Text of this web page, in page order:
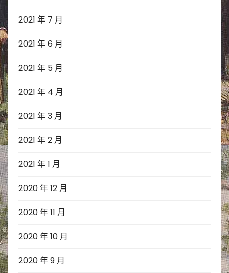
2021 年 7 月
2021 年 6 月
2021 年 5 月
2021 年 4 月
2021 年 3 月
2021 年 2 月
2021 年 1 月
2020 年 12 月
2020 年 11 月
2020 年 10 月
2020 年 9 月